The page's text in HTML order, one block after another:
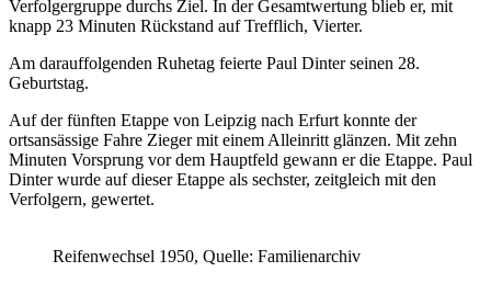
Verfolgergruppe durchs Ziel. In der Gesamtwertung blieb er, mit
knapp 23 Minuten Rückstand auf Trefflich, Vierter.
Am darauffolgenden Ruhetag feierte Paul Dinter seinen 28.
Geburtstag.
Auf der fünften Etappe von Leipzig nach Erfurt konnte der
ortsansässige Fahre Zieger mit einem Alleinritt glänzen. Mit zehn
Minuten Vorsprung vor dem Hauptfeld gewann er die Etappe. Paul
Dinter wurde auf dieser Etappe als sechster, zeitgleich mit den
Verfolgern, gewertet.
Reifenwechsel 1950, Quelle: Familienarchiv